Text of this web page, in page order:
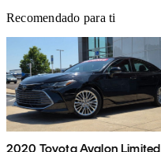
Recomendado para ti
2020 Toyota Avalon Limited